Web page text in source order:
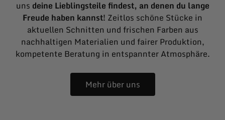
uns deine Lieblingsteile findest, an denen du lange
Freude haben kannst! Zeitlos schöne Stücke in
aktuellen Schnitten und frischen Farben aus
nachhaltigen Materialien und fairer Produktion,
kompetente Beratung in entspannter Atmosphäre.
Mehr über uns